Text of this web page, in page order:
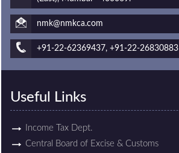
nmk@nmkca.com
+91-22-62369437, +91-22-26830883
Useful Links
Income Tax Dept.
Central Board of Excise & Customs